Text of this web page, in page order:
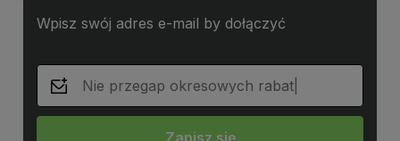
Wpisz swój adres e-mail by dołączyć